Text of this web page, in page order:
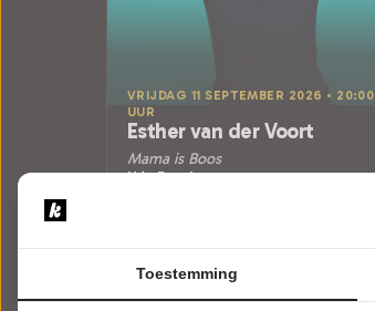
VRIJDAG 11 SEPTEMBER 2026 • 20:00
UUR
Esther van der Voort
Mama is Boos
Hét Postkantoor
Uitverkocht
Toestemming